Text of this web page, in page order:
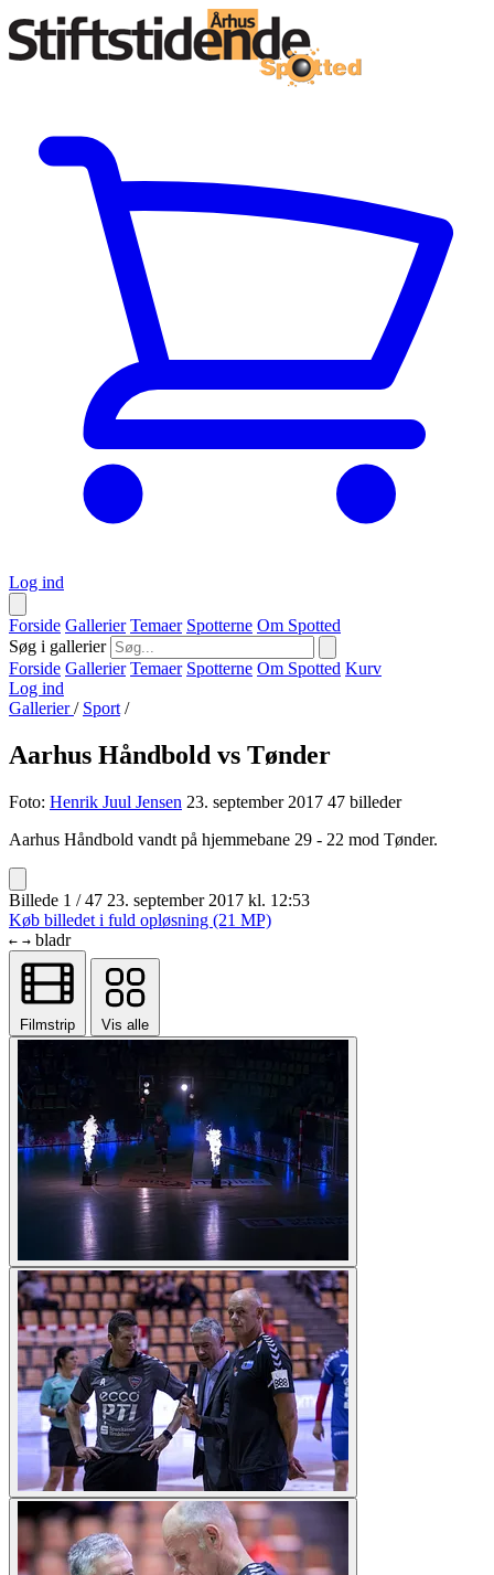
Log ind
Forside Gallerier Temaer Spotterne Om Spotted
Søg i gallerier
Forside Gallerier Temaer Spotterne Om Spotted Kurv
Log ind
Gallerier/ Sport /
Aarhus Håndbold vs Tønder
Foto: Henrik Juul Jensen 23. september 2017 47 billeder
Aarhus Håndbold vandt på hjemmebane 29 - 22 mod Tønder.
Billede 1 / 47 23. september 2017 kl. 12:53
Køb billedet i fuld opløsning (21 MP)
← → bladr
Filmstrip Vis alle